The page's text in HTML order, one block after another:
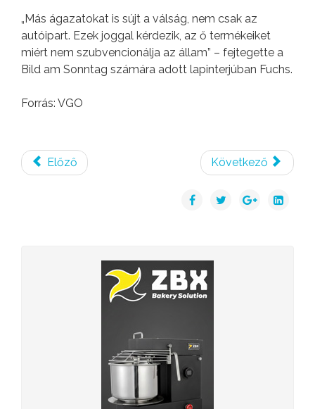
„Más ágazatokat is sújt a válság, nem csak az
autóipart. Ezek joggal kérdezik, az ő termékeiket
miért nem szubvencionálja az állam” – fejtegette a
Bild am Sonntag számára adott lapinterjúban Fuchs.
Forrás: VGO
Előző Következő